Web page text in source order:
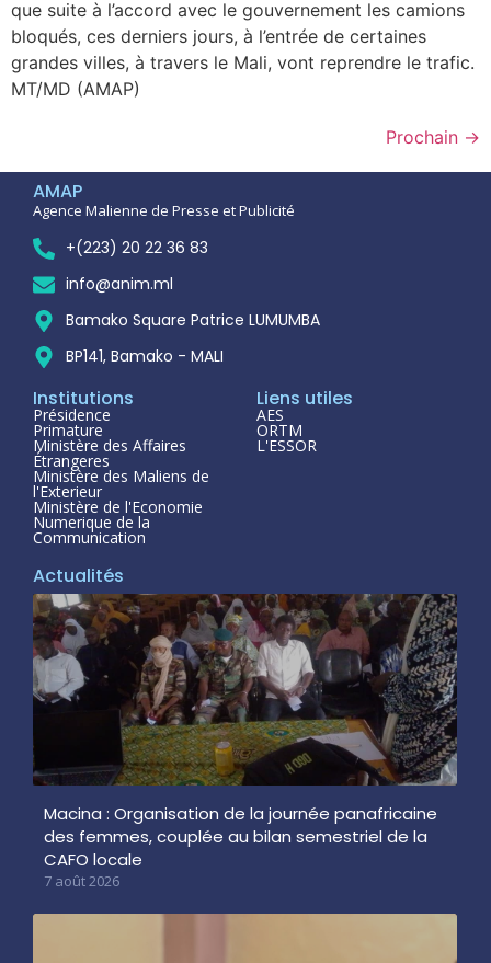
que suite à l’accord avec le gouvernement les camions
bloqués, ces derniers jours, à l’entrée de certaines
grandes villes, à travers le Mali, vont reprendre le trafic.
MT/MD (AMAP)
Prochain →
AMAP
Agence Malienne de Presse et Publicité
+(223) 20 22 36 83
info@anim.ml
Bamako Square Patrice LUMUMBA
BP141, Bamako - MALI
Institutions
Présidence
Primature
Ministère des Affaires
Étrangeres
Ministère des Maliens de
l'Exterieur
Ministère de l'Economie
Numerique de la
Communication
Liens utiles
AES
ORTM
L'ESSOR
Actualités
Macina : Organisation de la journée panafricaine
des femmes, couplée au bilan semestriel de la
CAFO locale
7 août 2026